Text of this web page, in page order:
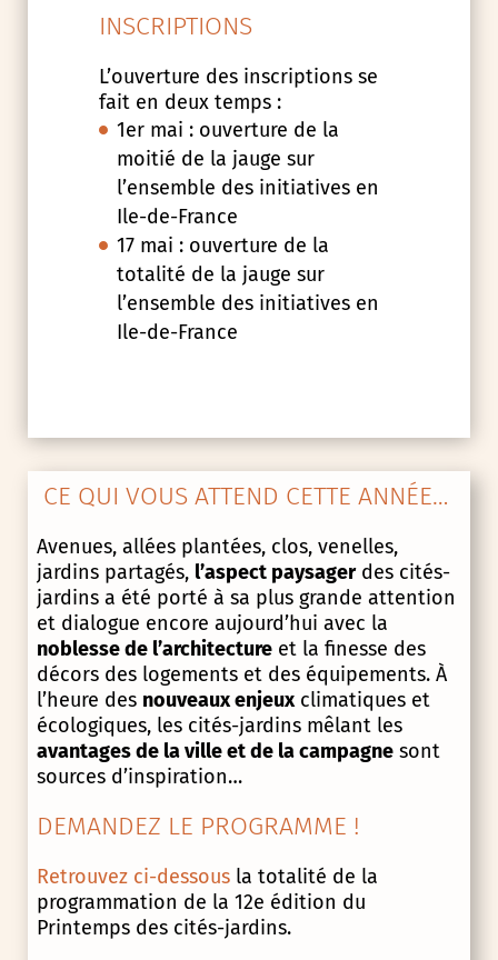
INSCRIPTIONS
L’ouverture des inscriptions se
fait en deux temps :
1er mai : ouverture de la
moitié de la jauge sur
l’ensemble des initiatives en
Ile-de-France
17 mai : ouverture de la
totalité de la jauge sur
l’ensemble des initiatives en
Ile-de-France
CE QUI VOUS ATTEND CETTE ANNÉE…
Avenues, allées plantées, clos, venelles,
jardins partagés, l’aspect paysagerdes cités-
jardins a été porté à sa plus grande attention
et dialogue encore aujourd’hui avec la
noblesse de l’architectureet la finesse des
décors des logements et des équipements. À
l’heure des nouveaux enjeuxclimatiques et
écologiques, les cités-jardins mêlant les
avantages de la ville et de la campagnesont
sources d’inspiration…
DEMANDEZ LE PROGRAMME !
Retrouvez ci-dessousla totalité de la
programmation de la 12e édition du
Printemps des cités-jardins.